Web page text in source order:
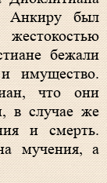
Анкиру был
бежали
имущество.
что они
в случае же
и смерть.
мучения, а